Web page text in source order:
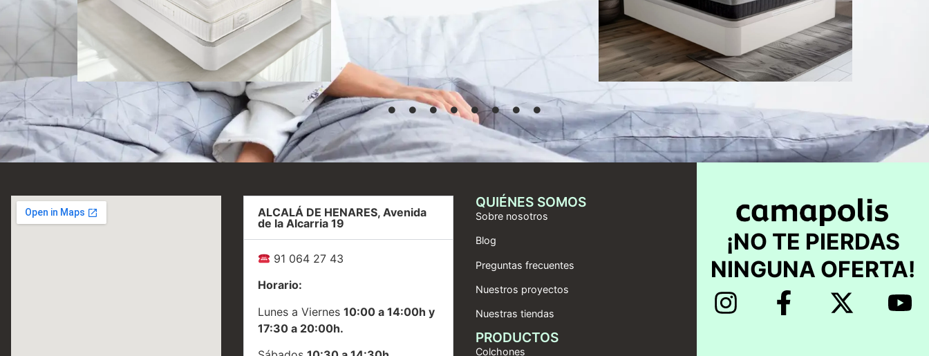
Desde 769,00€
Seleccionar
opciones
Desde 439,00€
Seleccionar
opciones
ALCALÁ DE HENARES, Avenida
de la Alcarria 19
91 064 27 43
Horario:
Lunes a Viernes 10:00 a 14:00h y
17:30 a 20:00h.
QUIÉNES SOMOS
Sobre nosotros
Blog
Preguntas frecuentes
Nuestros proyectos
Nuestras tiendas
PRODUCTOS
Colchones
¡NO TE PIERDAS
NINGUNA OFERTA!